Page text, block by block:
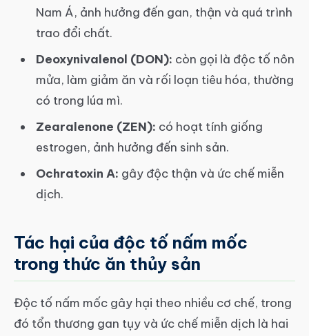
Nam Á, ảnh hưởng đến gan, thận và quá trình
trao đổi chất.
Deoxynivalenol (DON): còn gọi là độc tố nôn
mửa, làm giảm ăn và rối loạn tiêu hóa, thường
có trong lúa mì.
Zearalenone (ZEN): có hoạt tính giống
estrogen, ảnh hưởng đến sinh sản.
Ochratoxin A: gây độc thận và ức chế miễn
dịch.
Tác hại của độc tố nấm mốc
trong thức ăn thủy sản
Độc tố nấm mốc gây hại theo nhiều cơ chế, trong
đó tổn thương gan tụy và ức chế miễn dịch là hai